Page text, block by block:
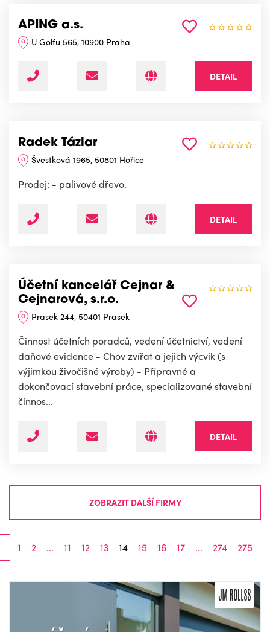
APING a.s.
U Golfu 565, 10900 Praha
DETAIL
Radek Tázlar
Švestková 1965, 50801 Hořice
Prodej: - palivové dřevo.
DETAIL
Účetní kancelář Cejnar &
Cejnarová, s.r.o.
Prasek 244, 50401 Prasek
Činnost účetních poradců, vedení účetnictví, vedení
daňové evidence - Chov zvířat a jejich výcvik (s
výjimkou živočišné výroby) - Přípravné a
dokončovací stavební práce, specializované stavební
činnos...
DETAIL
ZOBRAZIT DALŠÍ FIRMY
1 2 ... 11 12 13 14 15 16 17 ... 274 275